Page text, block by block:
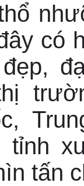
có
tỉnh
tấn